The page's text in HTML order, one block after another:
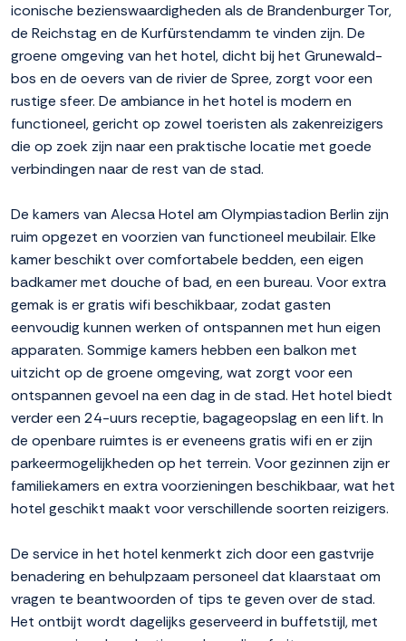
iconische bezienswaardigheden als de Brandenburger Tor,
de Reichstag en de Kurfürstendamm te vinden zijn. De
groene omgeving van het hotel, dicht bij het Grunewald-
bos en de oevers van de rivier de Spree, zorgt voor een
rustige sfeer. De ambiance in het hotel is modern en
functioneel, gericht op zowel toeristen als zakenreizigers
die op zoek zijn naar een praktische locatie met goede
verbindingen naar de rest van de stad.
De kamers van Alecsa Hotel am Olympiastadion Berlin zijn
ruim opgezet en voorzien van functioneel meubilair. Elke
kamer beschikt over comfortabele bedden, een eigen
badkamer met douche of bad, en een bureau. Voor extra
gemak is er gratis wifi beschikbaar, zodat gasten
eenvoudig kunnen werken of ontspannen met hun eigen
apparaten. Sommige kamers hebben een balkon met
uitzicht op de groene omgeving, wat zorgt voor een
ontspannen gevoel na een dag in de stad. Het hotel biedt
verder een 24-uurs receptie, bagageopslag en een lift. In
de openbare ruimtes is er eveneens gratis wifi en er zijn
parkeermogelijkheden op het terrein. Voor gezinnen zijn er
familiekamers en extra voorzieningen beschikbaar, wat het
hotel geschikt maakt voor verschillende soorten reizigers.
De service in het hotel kenmerkt zich door een gastvrije
benadering en behulpzaam personeel dat klaarstaat om
vragen te beantwoorden of tips te geven over de stad.
Het ontbijt wordt dagelijks geserveerd in buffetstijl, met